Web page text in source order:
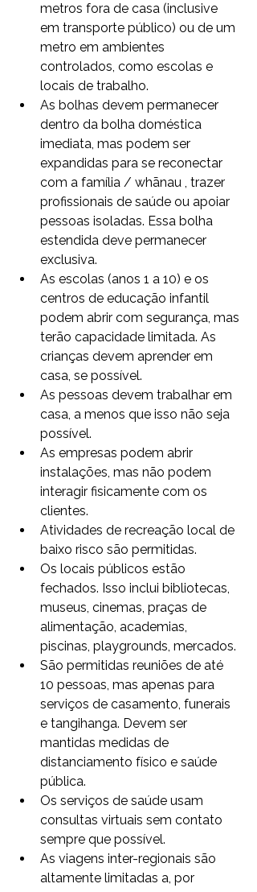
metros fora de casa (inclusive
em transporte público) ou de um
metro em ambientes
controlados, como escolas e
locais de trabalho.
As bolhas devem permanecer
dentro da bolha doméstica
imediata, mas podem ser
expandidas para se reconectar
com a família / whānau , trazer
profissionais de saúde ou apoiar
pessoas isoladas. Essa bolha
estendida deve permanecer
exclusiva.
As escolas (anos 1 a 10) e os
centros de educação infantil
podem abrir com segurança, mas
terão capacidade limitada. As
crianças devem aprender em
casa, se possível.
As pessoas devem trabalhar em
casa, a menos que isso não seja
possível.
As empresas podem abrir
instalações, mas não podem
interagir fisicamente com os
clientes.
Atividades de recreação local de
baixo risco são permitidas.
Os locais públicos estão
fechados. Isso inclui bibliotecas,
museus, cinemas, praças de
alimentação, academias,
piscinas, playgrounds, mercados.
São permitidas reuniões de até
10 pessoas, mas apenas para
serviços de casamento, funerais
e tangihanga. Devem ser
mantidas medidas de
distanciamento físico e saúde
pública.
Os serviços de saúde usam
consultas virtuais sem contato
sempre que possível.
As viagens inter-regionais são
altamente limitadas a, por